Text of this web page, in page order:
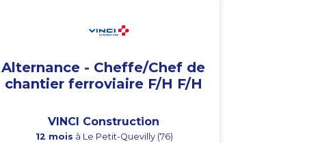
Alternance - Cheffe/Chef de
chantier ferroviaire F/H F/H
VINCI Construction
12 mois à Le Petit-Quevilly (76)